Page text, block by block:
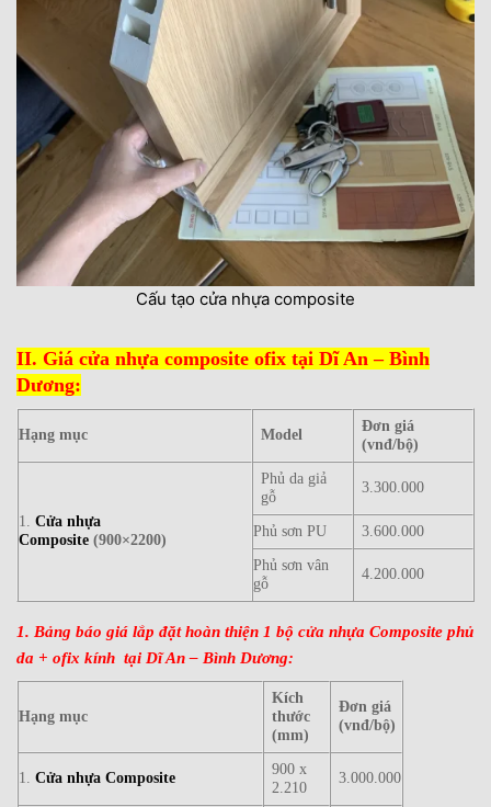
Cấu tạo cửa nhựa composite
II. Giá cửa nhựa composite ofix tại Dĩ An – Bình
Dương:
Hạng mục Model
Đơn giá
(vnđ/bộ)
1. Cửa nhựa
Composite (900×2200)
Phủ da giả
gỗ
3.300.000
Phủ sơn PU 3.600.000
Phủ sơn vân
gỗ
4.200.000
1. Bảng báo giá lắp đặt hoàn thiện 1 bộ cửa nhựa Composite phủ
da + ofix kính tại Dĩ An – Bình Dương:
Hạng mục
Kích
thước
(mm)
Đơn giá
(vnđ/bộ)
1. Cửa nhựa Composite
900 x
2.210
3.000.000